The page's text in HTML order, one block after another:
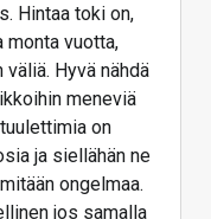
puuttuessa.
menty sieltä
Asetekin valmis
muut samaa
III.
Hintaa toki on,
monta vuotta,
Hyvä nähdä
meneviä
on
ja siellähän ne
ongelmaa.
jos samalla